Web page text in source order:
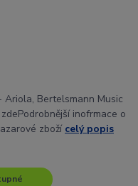
Bertelsmann Music
inofrmace o
zboží celý popis